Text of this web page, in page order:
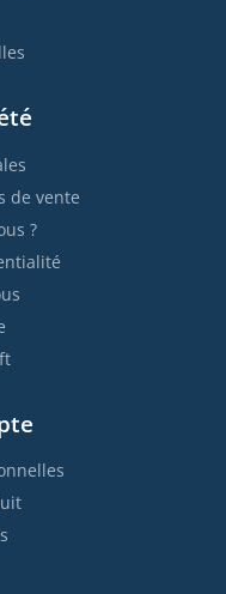
de vente
?